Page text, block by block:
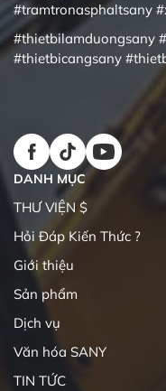
#tramtronasphaltsany
#thietbilamduongsany
#thietbicangsany
DANH MỤC
THƯ VIỆN $
Hỏi Đáp Kiến Thức ?
Giới thiệu
Sản phẩm
Dịch vụ
Văn hóa SANY
TIN TỨC